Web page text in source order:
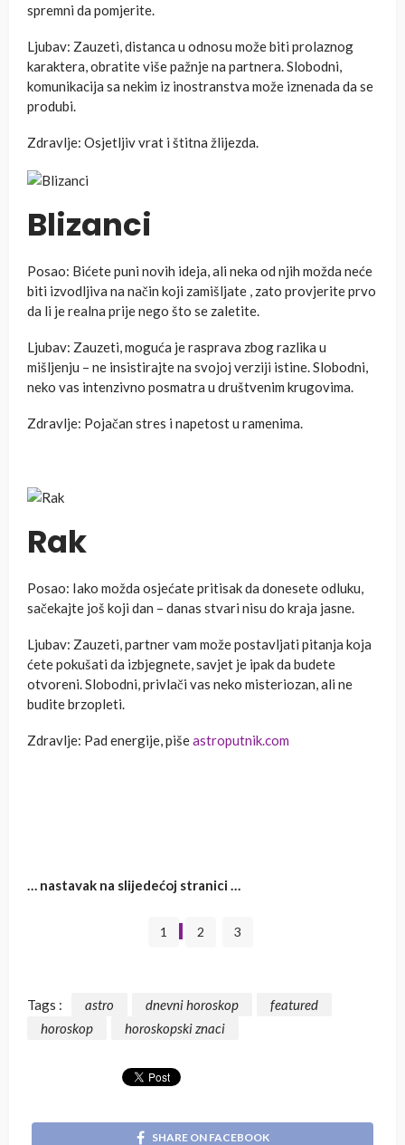
spremni da pomjerite.
Ljubav: Zauzeti, distanca u odnosu može biti prolaznog
karaktera, obratite više pažnje na partnera. Slobodni,
komunikacija sa nekim iz inostranstva može iznenada da se
produbi.
Zdravlje: Osjetljiv vrat i štitna žlijezda.
Blizanci
Posao: Bićete puni novih ideja, ali neka od njih možda neće
biti izvodljiva na način koji zamišljate , zato provjerite prvo
da li je realna prije nego što se zaletite.
Ljubav: Zauzeti, moguća je rasprava zbog razlika u
mišljenju – ne insistirajte na svojoj verziji istine. Slobodni,
neko vas intenzivno posmatra u društvenim krugovima.
Zdravlje: Pojačan stres i napetost u ramenima.
Rak
Posao: Iako možda osjećate pritisak da donesete odluku,
sačekajte još koji dan – danas stvari nisu do kraja jasne.
Ljubav: Zauzeti, partner vam može postavljati pitanja koja
ćete pokušati da izbjegnete, savjet je ipak da budete
otvoreni. Slobodni, privlači vas neko misteriozan, ali ne
budite brzopleti.
Zdravlje: Pad energije, pišeastroputnik.com
… nastavak na slijedećoj stranici …
1 2 3
Tags : astro dnevni horoskop
featured
horoskop
horoskopski znaci
SHARE ON FACEBOOK